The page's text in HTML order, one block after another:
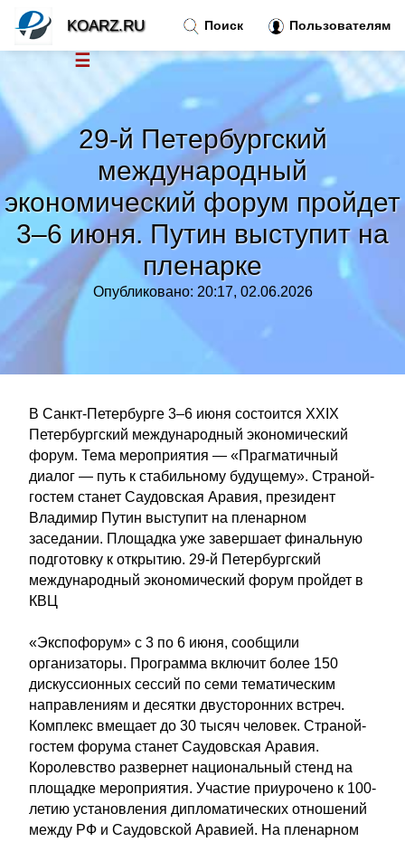
29-й Петербургский
международный
экономический форум пройдет
3–6 июня. Путин выступит на
пленарке
Опубликовано: 20:17, 02.06.2026
В Санкт-Петербурге 3–6 июня состоится XXIX
Петербургский международный экономический
форум. Тема мероприятия — «Прагматичный
диалог — путь к стабильному будущему». Страной-
гостем станет Саудовская Аравия, президент
Владимир Путин выступит на пленарном
заседании. Площадка уже завершает финальную
подготовку к открытию. 29-й Петербургский
международный экономический форум пройдет в
КВЦ
«Экспофорум» с 3 по 6 июня, сообщили
организаторы. Программа включит более 150
дискуссионных сессий по семи тематическим
направлениям и десятки двусторонних встреч.
Комплекс вмещает до 30 тысяч человек. Страной-
гостем форума станет Саудовская Аравия.
Королевство развернет национальный стенд на
площадке мероприятия. Участие приурочено к 100-
летию установления дипломатических отношений
между РФ и Саудовской Аравией. На пленарном
Поиск Пользователям
KOARZ.RU
☰
Тренды новостей
Рубрики»
Правила »
Контакт